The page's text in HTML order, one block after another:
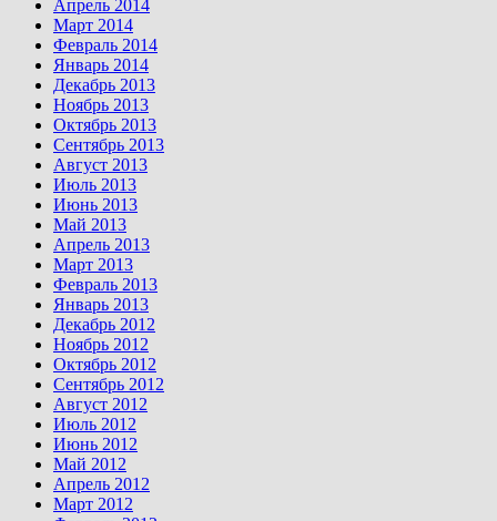
Апрель 2014
Март 2014
Февраль 2014
Январь 2014
Декабрь 2013
Ноябрь 2013
Октябрь 2013
Сентябрь 2013
Август 2013
Июль 2013
Июнь 2013
Май 2013
Апрель 2013
Март 2013
Февраль 2013
Январь 2013
Декабрь 2012
Ноябрь 2012
Октябрь 2012
Сентябрь 2012
Август 2012
Июль 2012
Июнь 2012
Май 2012
Апрель 2012
Март 2012